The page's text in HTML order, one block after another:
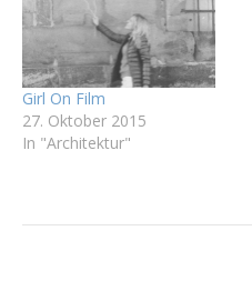
Girl On Film
27. Oktober 2015
In "Architektur"